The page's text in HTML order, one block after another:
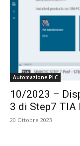
Automazione PLC
10/2023 –
3 di Step7 TIA
20 Ottobre 2023